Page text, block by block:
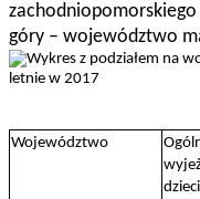
zachodniopomorskiego
góry – województwo
Województwo
dzieci